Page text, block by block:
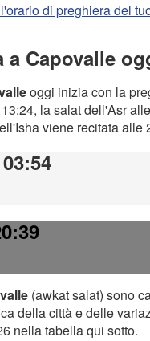
di preghiera del
Capovalle
oggi inizia con la
la salat dell'Asr
viene recitata alle
(awkat salat) sono
della città e delle
nella tabella qui sotto.